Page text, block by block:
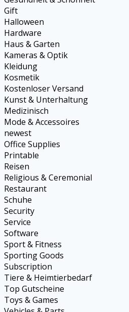
Gift
Halloween
Hardware
Haus & Garten
Kameras & Optik
Kleidung
Kosmetik
Kostenloser Versand
Kunst & Unterhaltung
Medizinisch
Mode & Accessoires
newest
Office Supplies
Printable
Reisen
Religious & Ceremonial
Restaurant
Schuhe
Security
Service
Software
Sport & Fitness
Sporting Goods
Subscription
Tiere & Heimtierbedarf
Top Gutscheine
Toys & Games